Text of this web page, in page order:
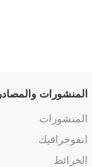
المنشورات والمصادر
المنشورات
انفوجرافيك
الخرائط